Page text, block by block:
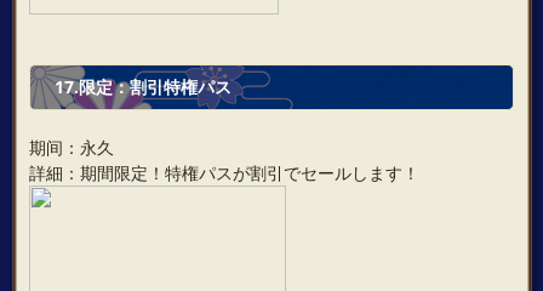
17.限定：割引特権パス
期间：永久
詳細：期間限定！特権パスが割引でセールします！